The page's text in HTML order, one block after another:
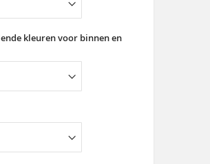
kleuren voor binnen en